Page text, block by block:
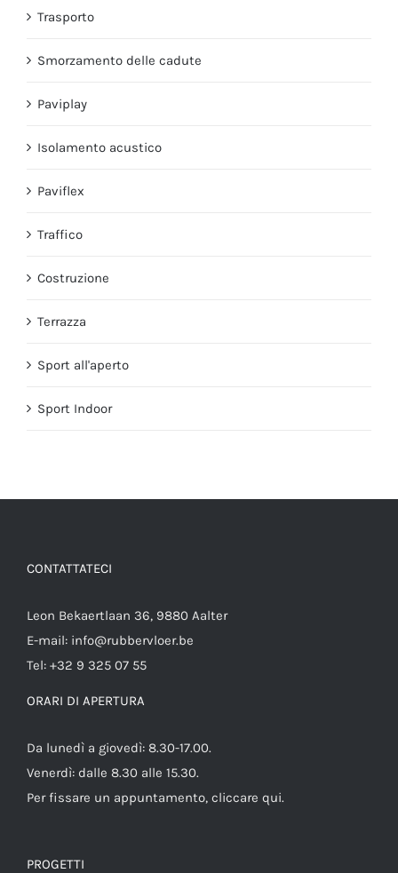
Trasporto
Smorzamento delle cadute
Paviplay
Isolamento acustico
Paviflex
Traffico
Costruzione
Terrazza
Sport all'aperto
Sport Indoor
CONTATTATECI
Leon Bekaertlaan 36, 9880 Aalter
E-mail: info@rubbervloer.be
Tel: +32 9 325 07 55
ORARI DI APERTURA
Da lunedì a giovedì: 8.30-17.00.
Venerdì: dalle 8.30 alle 15.30.
Per fissare un appuntamento, cliccare qui.
PROGETTI